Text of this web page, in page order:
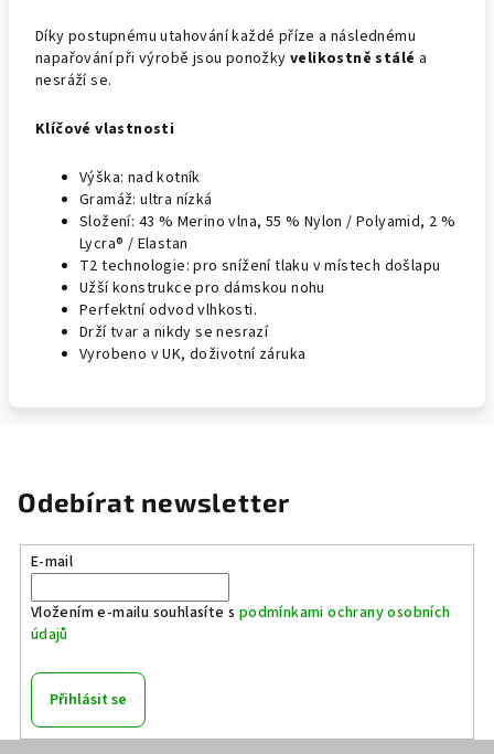
Díky postupnému utahování každé příze a následnému
napařování při výrobě jsou ponožky velikostně stálé a
nesráží se.
Klíčové vlastnosti
Výška: nad kotník
Gramáž: ultra nízká
Složení: 43 % Merino vlna, 55 % Nylon / Polyamid, 2 %
Lycra® / Elastan
T2 technologie: pro snížení tlaku v místech došlapu
Užší konstrukce pro dámskou nohu
Perfektní odvod vlhkosti.
Drží tvar a nikdy se nesrazí
Vyrobeno v UK, doživotní záruka
Odebírat newsletter
E-mail
Vložením e-mailu souhlasíte s podmínkami ochrany osobních
údajů
Přihlásit se